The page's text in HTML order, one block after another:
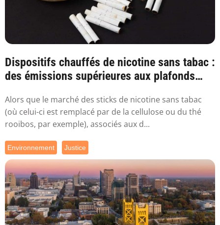
Dispositifs chauffés de nicotine sans tabac :
des émissions supérieures aux plafonds
Alors que le marché des sticks de nicotine sans tabac
(où celui-ci est remplacé par de la cellulose ou du thé
rooibos, par exemple), associés aux d...
Environnement Justice